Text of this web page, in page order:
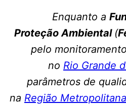
Enquanto a
Proteção Ambiental (
pelo
no Rio Grande
parâmetros de
na Região